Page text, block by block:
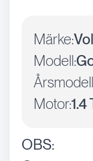
Märke:
Modell:
Motor:1.4
OBS: